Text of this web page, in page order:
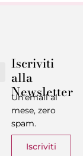
Iscriviti
alla
Newsletter
Un’email al
mese, zero
spam.
Iscriviti